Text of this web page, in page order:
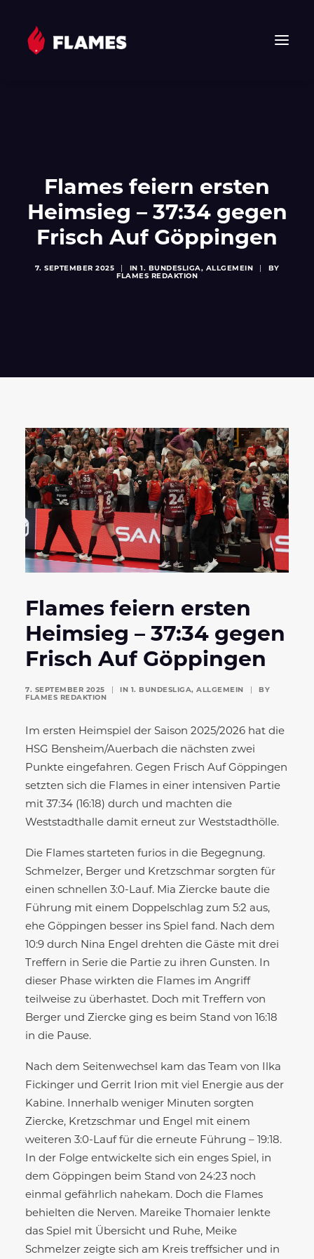
JUGEND
VEREIN
SPONSOREN & PARTNER
Flames feiern ersten
Heimsieg – 37:34 gegen
Frisch Auf Göppingen
7. SEPTEMBER 2025 IN 1. BUNDESLIGA, ALLGEMEIN
BY
FLAMES REDAKTION
Flames feiern ersten
Heimsieg – 37:34 gegen
Frisch Auf Göppingen
7. SEPTEMBER 2025 IN 1. BUNDESLIGA, ALLGEMEIN
BY
FLAMES REDAKTION
Im ersten Heimspiel der Saison 2025/2026 hat die
HSG Bensheim/Auerbach die nächsten zwei
Punkte eingefahren. Gegen Frisch Auf Göppingen
setzten sich die Flames in einer intensiven Partie
mit 37:34 (16:18) durch und machten die
Weststadthalle damit erneut zur Weststadthölle.
Die Flames starteten furios in die Begegnung.
Schmelzer, Berger und Kretzschmar sorgten für
einen schnellen 3:0-Lauf. Mia Ziercke baute die
Führung mit einem Doppelschlag zum 5:2 aus,
ehe Göppingen besser ins Spiel fand. Nach dem
10:9 durch Nina Engel drehten die Gäste mit drei
Treffern in Serie die Partie zu ihren Gunsten. In
dieser Phase wirkten die Flames im Angriff
teilweise zu überhastet. Doch mit Treffern von
Berger und Ziercke ging es beim Stand von 16:18
in die Pause.
Nach dem Seitenwechsel kam das Team von Ilka
Fickinger und Gerrit Irion mit viel Energie aus der
Kabine. Innerhalb weniger Minuten sorgten
Ziercke, Kretzschmar und Engel mit einem
weiteren 3:0-Lauf für die erneute Führung – 19:18.
In der Folge entwickelte sich ein enges Spiel, in
dem Göppingen beim Stand von 24:23 noch
einmal gefährlich nahekam. Doch die Flames
behielten die Nerven. Mareike Thomaier lenkte
das Spiel mit Übersicht und Ruhe, Meike
Schmelzer zeigte sich am Kreis treffsicher und in